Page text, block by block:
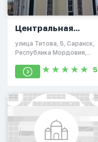
Центральная
Соборная мечеть
Саранска
улица Титова, 5, Саранск,
Республика Мордовия,
5